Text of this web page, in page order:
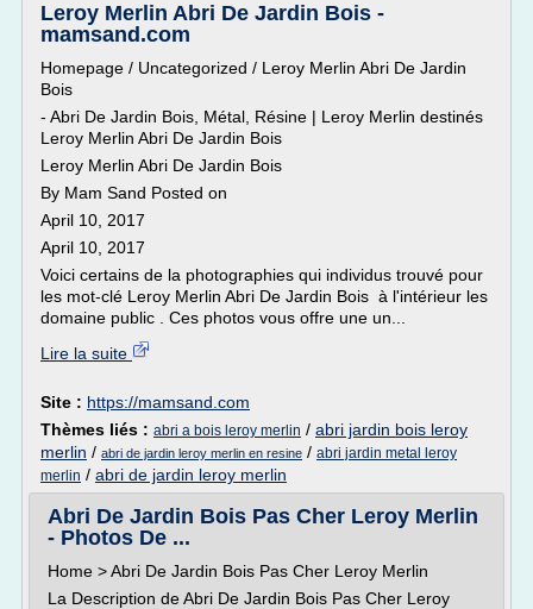
Leroy Merlin Abri De Jardin Bois -
mamsand.com
Homepage / Uncategorized / Leroy Merlin Abri De Jardin
Bois
- Abri De Jardin Bois, Métal, Résine | Leroy Merlin destinés
Leroy Merlin Abri De Jardin Bois
Leroy Merlin Abri De Jardin Bois
By Mam Sand Posted on
April 10, 2017
April 10, 2017
Voici certains de la photographies qui individus trouvé pour
les mot-clé Leroy Merlin Abri De Jardin Bois à l'intérieur les
domaine public . Ces photos vous offre une un...
Lire la suite
Site : https://mamsand.com
Thèmes liés : abri a bois leroy merlin / abri jardin bois leroy
merlin / abri de jardin leroy merlin en resine / abri jardin metal leroy
merlin / abri de jardin leroy merlin
Abri De Jardin Bois Pas Cher Leroy Merlin
- Photos De ...
Home > Abri De Jardin Bois Pas Cher Leroy Merlin
La Description de Abri De Jardin Bois Pas Cher Leroy